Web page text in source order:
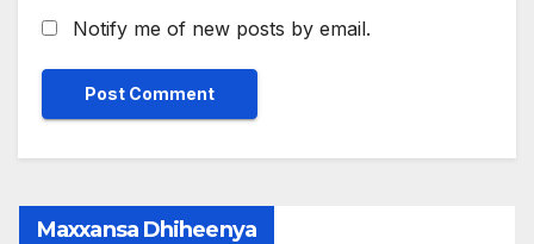
Notify me of new posts by email.
Maxxansa Dhiheenya